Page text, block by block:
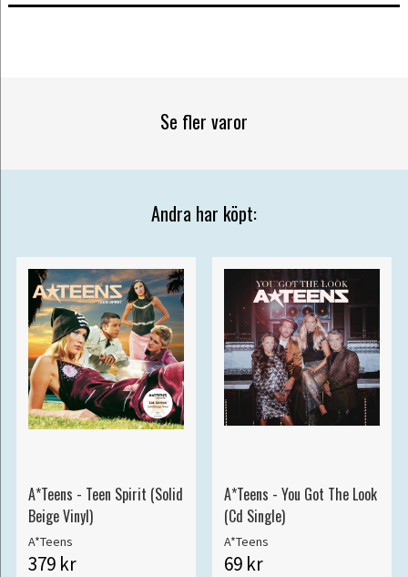
Se fler varor
Andra har köpt:
A*Teens - Teen Spirit (Solid
Beige Vinyl)
A*Teens
379 kr
A*Teens - You Got The Look
(Cd Single)
A*Teens
69 kr